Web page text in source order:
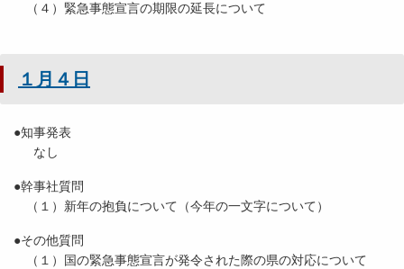
（４）緊急事態宣言の期限の延長について
１月４日
●知事発表
なし
●幹事社質問
（１）新年の抱負について（今年の一文字について）
●その他質問
（１）国の緊急事態宣言が発令された際の県の対応について